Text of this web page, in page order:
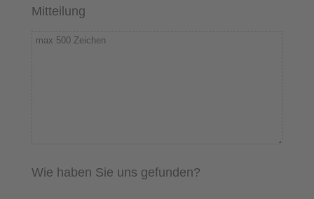
Mitteilung
Wie haben Sie uns gefunden?